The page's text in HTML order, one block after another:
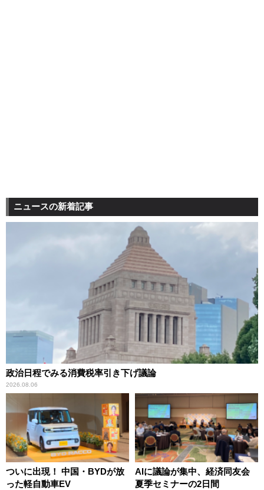
ニュースの新着記事
政治日程でみる消費税率引き下げ議論
2026.08.06
ついに出現！ 中国・BYDが放
った軽自動車EV
AIに議論が集中、経済同友会
夏季セミナーの2日間